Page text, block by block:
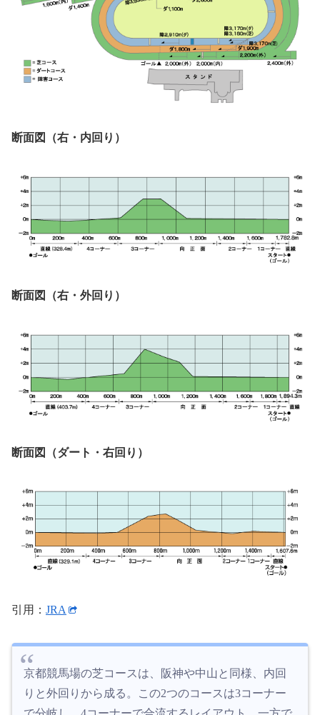
断面図（右・内回り）
断面図（右・外回り）
断面図（ダート・右回り）
引用： JRA
京都競馬場の芝コースは、阪神や中山と同様、内回
りと外回りから成る。この2つのコースは3コーナー